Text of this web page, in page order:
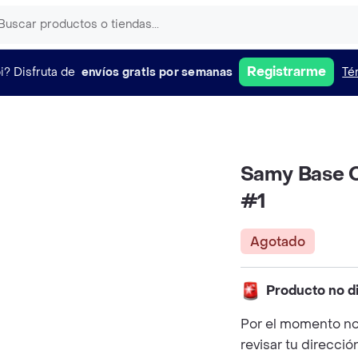
Disfruta de envíos gratis por semanas Registrarme
Samy Base
#1
Agotado
Producto no
Por el momento
revisar tu